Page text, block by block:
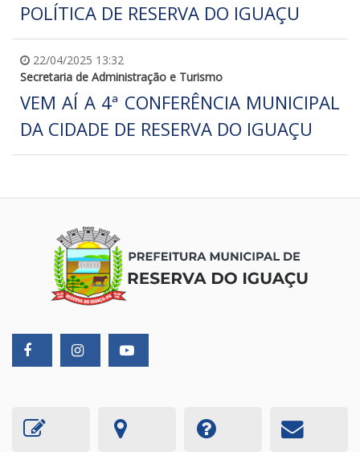
POLÍTICA DE RESERVA DO IGUAÇU
22/04/2025 13:32
Secretaria de Administração e Turismo
VEM AÍ A 4ª CONFERÊNCIA MUNICIPAL
DA CIDADE DE RESERVA DO IGUAÇU